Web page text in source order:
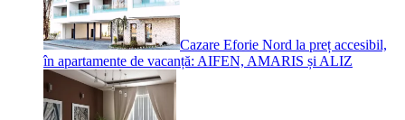
Cazare Eforie Nord la preț accesibil,
în apartamente de vacanță: AIFEN, AMARIS și ALIZ